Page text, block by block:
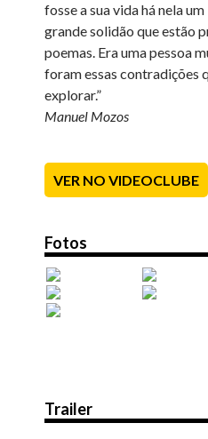
fosse a sua vida há nela
grande solidão que estão
poemas. Era uma pessoa
foram essas contradições
explorar.”
Manuel Mozos
VER NO VIDEOCLUBE
Fotos
Trailer